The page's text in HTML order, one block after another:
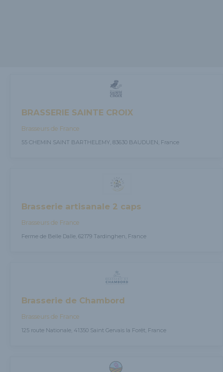
BRASSERIE SAINTE CROIX
Brasseurs de France
55 CHEMIN SAINT BARTHELEMY, 83630 BAUDUEN, France
Brasserie artisanale 2 caps
Brasseurs de France
Ferme de Belle Dalle, 62179 Tardinghen, France
Brasserie de Chambord
Brasseurs de France
125 route Nationale, 41350 Saint Gervais la Forêt, France